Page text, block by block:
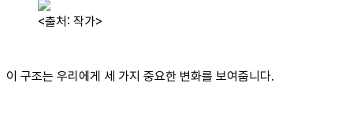
<출처: 작가>
이 구조는 우리에게 세 가지 중요한 변화를 보여줍니다.